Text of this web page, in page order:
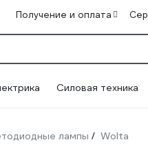
Получение и оплата
Силовая техника
лампы / Wolta